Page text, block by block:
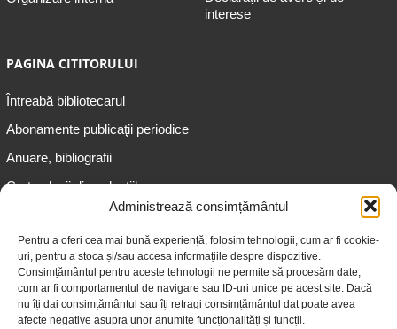
Administrează consimțământul
Pentru a oferi cea mai bună experiență, folosim tehnologii, cum ar fi cookie-
uri, pentru a stoca și/sau accesa informațiile despre dispozitive.
Consimțământul pentru aceste tehnologii ne permite să procesăm date,
cum ar fi comportamentul de navigare sau ID-uri unice pe acest site. Dacă
nu îți dai consimțământul sau îți retragi consimțământul dat poate avea
afecte negative asupra unor anumite funcționalități și funcții.
interese
PAGINA CITITORULUI
Întreabă bibliotecarul
Abonamente publicaţii periodice
Anuare, bibliografii
Cartea lunii din colecțiile
Informații pentru adolescenți
Informații pentru adulți
Informații pentru seniori